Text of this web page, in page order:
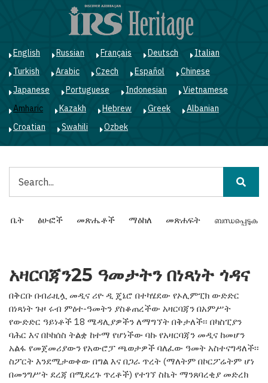
English Russian Français Deutsch
Italian
Turkish
Arabic Czech Español
Chinese
Japanese
Portuguese Indonesian
Vietnamese
Amharic
Kazakh Hebrew Greek
Albanian
Croatian
Swahili Ozbek
Main
navigation
ቤት ፅሁፎች መጽሔቶች ማዕከለ መጽሐፍት ബന്ധപ്പെടുക
አዛርባጃን25 ዓመታትን በነጻነት ጎዳና
በቅርቡ በብራዚሏ መዲና ሪዮ ዲ ጄኔሮ በተካሄደው የኦሊምፒክ ውድድር
በነጻነት ጉዞ ሩብ ምዕተ-ዓመትን ያስቆጠረችው አዛርባጃን በአምሥት
የውድድር ዓይነቶች 18 ሜዳሊያዎችን ለማግኘት በቅታለች፡፡ በካስፒያን
ባሕር እና በኮከሰስ ትልቋ ከተማ የሆነችው ባኩ የአዛርባጃን መዲና ከመሆን
አልፋ የመጀመሪያውን የአውሮፓ ጫወታዎች ባለፈው ዓመት አስተናግዳለች፡፡
ስፖርት እንደሚታወቀው በግል እና በጋራ ጥረት (ማለትም በኮርፖሬትም ሆነ
በመንግሥት ደረጃ በሚደረጉ ጥረቶች) የተገኘ ስኬት ማንጸባረቂያ መድረክ